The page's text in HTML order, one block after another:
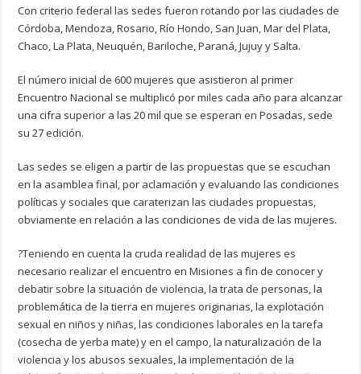
Con criterio federal las sedes fueron rotando por las ciudades de
Córdoba, Mendoza, Rosario, Río Hondo, San Juan, Mar del Plata,
Chaco, La Plata, Neuquén, Bariloche, Paraná, Jujuy y Salta.
El número inicial de 600 mujeres que asistieron al primer
Encuentro Nacional se multiplicó por miles cada año para alcanzar
una cifra superior a las 20 mil que se esperan en Posadas, sede
su 27 edición.
Las sedes se eligen a partir de las propuestas que se escuchan
en la asamblea final, por aclamación y evaluando las condiciones
políticas y sociales que caraterizan las ciudades propuestas,
obviamente en relación a las condiciones de vida de las mujeres.
?Teniendo en cuenta la cruda realidad de las mujeres es
necesario realizar el encuentro en Misiones a fin de conocer y
debatir sobre la situación de violencia, la trata de personas, la
problemática de la tierra en mujeres originarias, la explotación
sexual en niños y niñas, las condiciones laborales en la tarefa
(cosecha de yerba mate) y en el campo, la naturalización de la
violencia y los abusos sexuales, la implementación de la